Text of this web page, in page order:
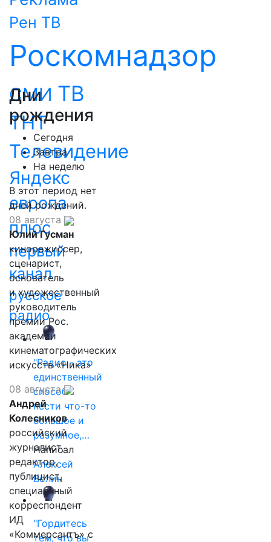
Рен ТВ
Роскомнадзор
СМИ ТВ
ТНТ
Телевидение
Яндекс
европа
плюс
первый
канал
русское
радио
"Радио - это
единственный
способ
нести что-то
большое и
разумное,…
Написал
Алексей
Волин
"Гордитесь
тем, что вы
Дни
рождения
Сегодня
Завтра
На неделю
В этот период нет
дней рождений.
08 августа
Юлий Гусман
кинорежиссер,
сценарист,
основатель
и художественный
руководитель
премии Рос.
академии
кинематографических
искусств «Ника»
08 августа
Андрей
Колесников
российский
журналист,
редактор,
публицист,
специальный
корреспондент
ИД
«Коммерсантъ» с